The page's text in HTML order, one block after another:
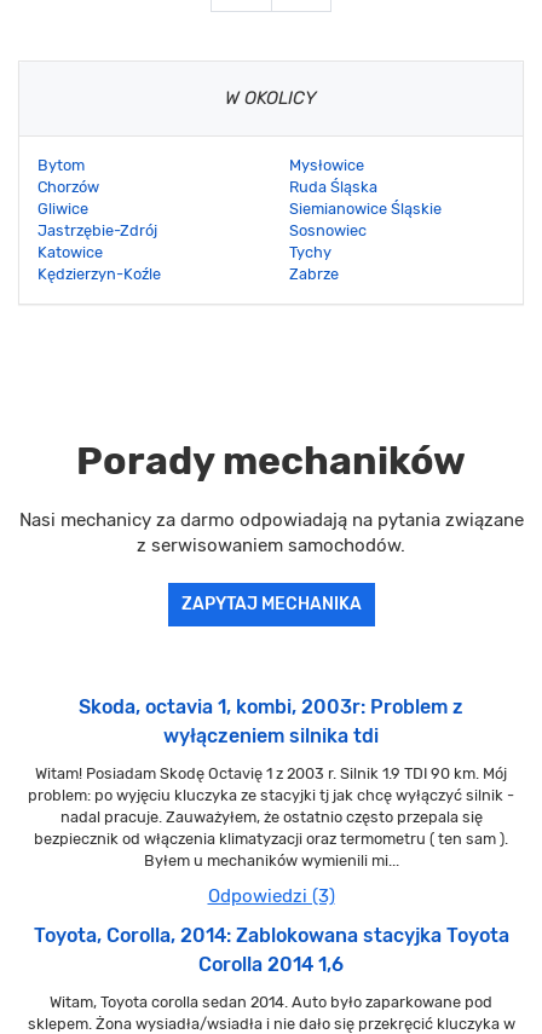
W OKOLICY
Bytom
Chorzów
Gliwice
Jastrzębie-Zdrój
Katowice
Kędzierzyn-Koźle
Mysłowice
Ruda Śląska
Siemianowice Śląskie
Sosnowiec
Tychy
Zabrze
Porady mechaników
Nasi mechanicy za darmo odpowiadają na pytania związane
z serwisowaniem samochodów.
ZAPYTAJ MECHANIKA
Skoda, octavia 1, kombi, 2003r: Problem z
wyłączeniem silnika tdi
Witam! Posiadam Skodę Octavię 1 z 2003 r. Silnik 1.9 TDI 90 km. Mój
problem: po wyjęciu kluczyka ze stacyjki tj jak chcę wyłączyć silnik -
nadal pracuje. Zauważyłem, że ostatnio często przepala się
bezpiecznik od włączenia klimatyzacji oraz termometru ( ten sam ).
Byłem u mechaników wymienili mi...
Odpowiedzi (3)
Toyota, Corolla, 2014: Zablokowana stacyjka Toyota
Corolla 2014 1,6
Witam, Toyota corolla sedan 2014. Auto było zaparkowane pod
sklepem. Żona wysiadła/wsiadła i nie dało się przekręcić kluczyka w